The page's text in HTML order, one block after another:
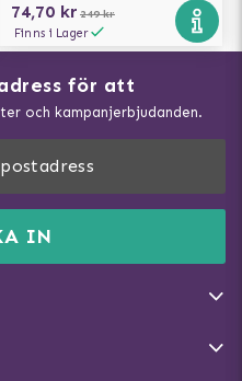
74,70 kr 249 kr
Finns i Lager
för att
och kampanjerbjudanden.
IN